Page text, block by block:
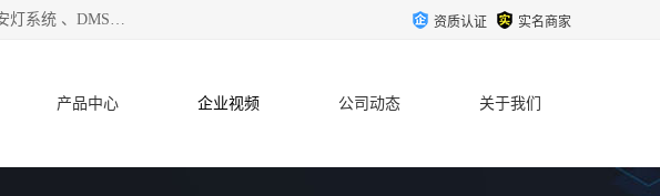
天津迈讯科智能技术有限公司主要从事：MES制造执行系统、锐益生产云工单、WMS仓库管理系统、ANDON安灯系统 、DMS设备管理系统、电气设备健康监测系统、工厂可视化管理、数字化车间；公司是一家专注于企业及制造业信息化、智能化的信息系统集成解决方案提供商的高新技术企业。为企业提供全套的软硬件信息系统集成及安装部署服务。 资质认证 实名商家
产品中心 企业视频 公司动态 关于我们